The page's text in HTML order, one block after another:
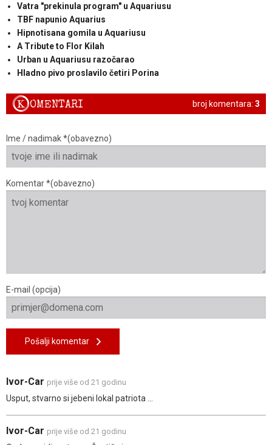
Vatra "prekinula program" u Aquariusu
TBF napunio Aquarius
Hipnotisana gomila u Aquariusu
A Tribute to Flor Kilah
Urban u Aquariusu razočarao
Hladno pivo proslavilo četiri Porina
broj komentara: 3
KOMENTARI
Ime / nadimak *(obavezno)
Komentar *(obavezno)
E-mail (opcija)
Pošalji komentar
Ivor-Car prije više od 21 godinu
Usput, stvarno si jebeni lokal patriota ...
Ivor-Car prije više od 21 godinu